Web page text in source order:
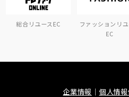
総合リユースEC
ファッションリユ
EC
企業情報 個人情